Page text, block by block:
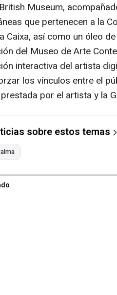
Museum,
que pertenecen a la
Caixa, así como un óleo
del Museo de Arte
interactiva del artista
los vínculos entre el
por el artista y la
sobre estos temas